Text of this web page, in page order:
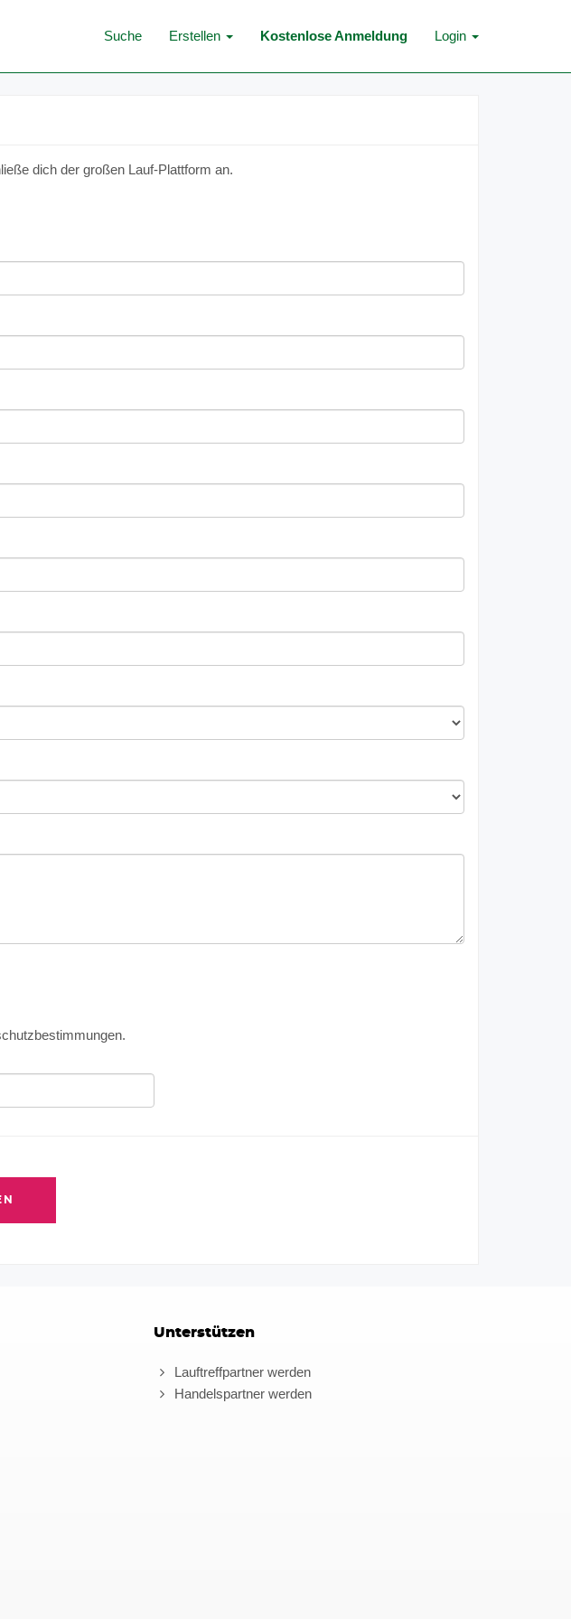
Suche Erstellen Kostenlose Anmeldung Login
dich der großen Lauf-Plattform an.
.
Unterstützen
Lauftreffpartner werden
Handelspartner werden